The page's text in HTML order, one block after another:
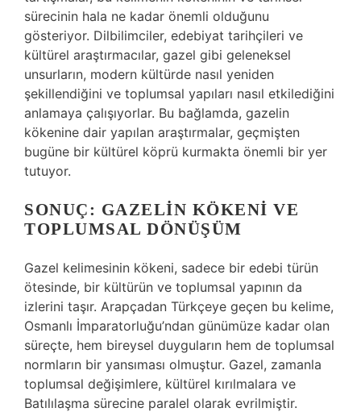
sürecinin hala ne kadar önemli olduğunu
gösteriyor. Dilbilimciler, edebiyat tarihçileri ve
kültürel araştırmacılar, gazel gibi geleneksel
unsurların, modern kültürde nasıl yeniden
şekillendiğini ve toplumsal yapıları nasıl etkilediğini
anlamaya çalışıyorlar. Bu bağlamda, gazelin
kökenine dair yapılan araştırmalar, geçmişten
bugüne bir kültürel köprü kurmakta önemli bir yer
tutuyor.
SONUÇ: GAZELIN KÖKENI VE
TOPLUMSAL DÖNÜŞÜM
Gazel kelimesinin kökeni, sadece bir edebi türün
ötesinde, bir kültürün ve toplumsal yapının da
izlerini taşır. Arapçadan Türkçeye geçen bu kelime,
Osmanlı İmparatorluğu’ndan günümüze kadar olan
süreçte, hem bireysel duyguların hem de toplumsal
normların bir yansıması olmuştur. Gazel, zamanla
toplumsal değişimlere, kültürel kırılmalara ve
Batılılaşma sürecine paralel olarak evrilmiştir.